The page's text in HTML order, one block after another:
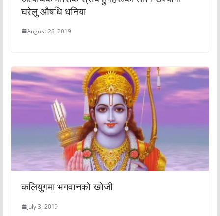
घरेलु औषधि धनिया
August 28, 2019
कलियुगमा भगवानको खोजी
July 3, 2019